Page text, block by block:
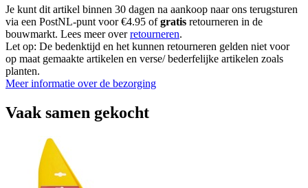
Je kunt dit artikel binnen 30 dagen na aankoop naar ons terugsturen
via een PostNL-punt voor €4.95 ofgratis retourneren in de
bouwmarkt. Lees meer overretourneren.
Let op: De bedenktijd en het kunnen retourneren gelden niet voor
op maat gemaakte artikelen en verse/ bederfelijke artikelen zoals
planten.
Meer informatie over de bezorging
Vaak samen gekocht